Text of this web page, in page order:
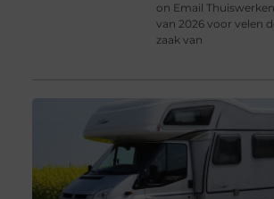
on Email
van 2026 voor velen
zaak van